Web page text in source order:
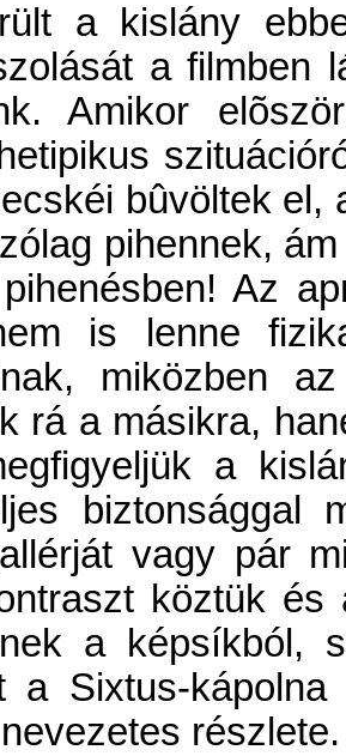
a kislány
a filmben
Amikor
bûvöltek el,
pihennek,
Az
is lenne
miközben
rá a másikra,
a
biztonsággal
vagy pár
köztük és
a képsíkból,
a Sixtus-kápolna
részlete.